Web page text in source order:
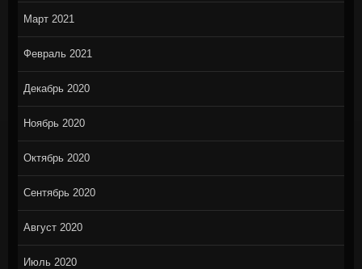
Март 2021
Февраль 2021
Декабрь 2020
Ноябрь 2020
Октябрь 2020
Сентябрь 2020
Август 2020
Июль 2020